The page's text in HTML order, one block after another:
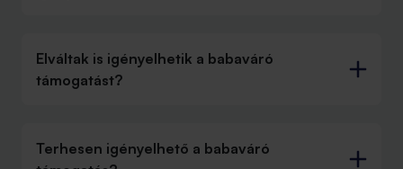
Elváltak is igényelhetik a babaváró
támogatást?
Terhesen igényelhető a babaváró